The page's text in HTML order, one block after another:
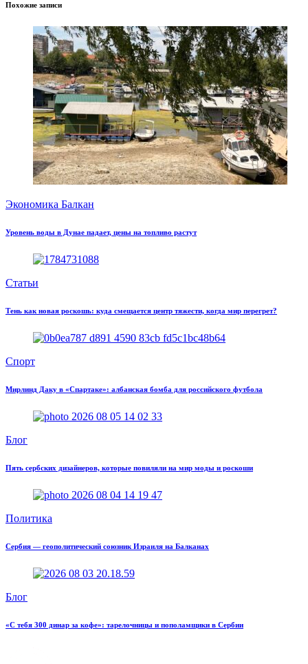
Похожие записи
Экономика Балкан
Уровень воды в Дунае падает, цены на топливо растут
Статьи
Тень как новая роскошь: куда смещается центр тяжести, когда мир перегрет?
Спорт
Мирлинд Даку в «Спартаке»: албанская бомба для российского футбола
Блог
Пять сербских дизайнеров, которые повиляли на мир моды и роскоши
Политика
Сербия — геополитический союзник Израиля на Балканах
Блог
«С тебя 300 динар за кофе»: тарелочницы и пополамщики в Сербии